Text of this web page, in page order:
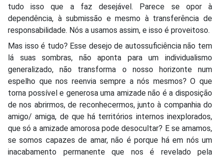
tudo isso que a faz desejável. Parece se opor à
dependência, à submissão e mesmo à transferência de
responsabilidade. Nós a usamos assim, e isso é proveitoso.
Mas isso é tudo? Esse desejo de autossuficiência não tem
lá suas sombras, não aponta para um individualismo
generalizado, não transforma o nosso horizonte num
espelho que nos reenvia sempre a nós mesmos? O que
torna possível e generosa uma amizade não é a disposição
de nos abrirmos, de reconhecermos, junto à companhia do
amigo/ amiga, de que há territórios internos inexplorados,
que só a amizade amorosa pode desocultar? E se amamos,
se somos capazes de amar, não é porque há em nós um
inacabamento permanente que nos é revelado pela